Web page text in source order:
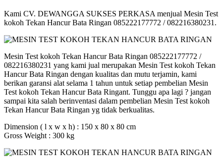
Kami CV. DEWANGGA SUKSES PERKASA menjual Mesin Test
kokoh Tekan Hancur Bata Ringan 085222177772 / 082216380231.
Mesin Test kokoh Tekan Hancur Bata Ringan 085222177772 /
082216380231 yang kami jual merupakan Mesin Test kokoh Tekan
Hancur Bata Ringan dengan kualitas dan mutu terjamin, kami
berikan garansi alat selama 1 tahun untuk setiap pembelian Mesin
Test kokoh Tekan Hancur Bata Ringant. Tunggu apa lagi ? jangan
sampai kita salah berinventasi dalam pembelian Mesin Test kokoh
Tekan Hancur Bata Ringan yg tidak berkualitas.
Dimension ( l x w x h) : 150 x 80 x 80 cm
Gross Weight : 300 kg